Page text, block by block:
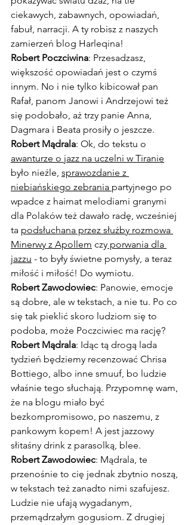
ciekawych, zabawnych, opowiadań,
fabuł, narracji. A ty robisz z naszych
zamierzeń blog Harleqina!
Robert Poczciwina: Przesadzasz,
większość opowiadań jest o czymś
innym. No i nie tylko kibicował pan
Rafał, panom Janowi i Andrzejowi też
się podobało, aż trzy panie Anna,
Dagmara i Beata prosiły o jeszcze.
Robert Mądrala: Ok, do tekstu o
awanturze o jazz na uczelni w Tiranie
było nieźle, sprawozdanie z
niebiańskiego zebrania partyjnego po
wpadce z haimat melodiami granymi
dla Polaków też dawało radę, wcześniej
ta podsłuchana przez służby rozmowa
Minerwy z Apollem czy porwania dla
jazzu - to były świetne pomysły, a teraz
miłość i miłość! Do wymiotu.
Robert Zawodowiec: Panowie, emocje
są dobre, ale w tekstach, a nie tu. Po co
się tak pieklić skoro ludziom się to
podoba, może Poczciwiec ma rację?
Robert Mądrala: Idąc tą drogą lada
tydzień będziemy recenzować Chrisa
Bottiego, albo inne smuuf, bo ludzie
właśnie tego słuchają. Przypomnę wam,
że na blogu miało być
bezkompromisowo, po naszemu, z
pankowym kopem! A jest jazzowy
słitaśny drink z parasolką, blee.
Robert Zawodowiec: Mądrala, te
przenośnie to cię jednak zbytnio noszą,
w tekstach też zanadto nimi szafujesz.
Ludzie nie ufają wygadanym,
przemądrzałym gogusiom. Z drugiej